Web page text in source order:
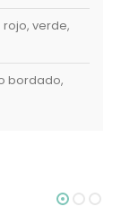
verde,
bordado,